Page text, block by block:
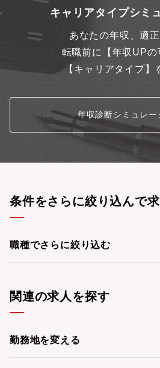
キャリアタイプシミ
あなたの年収、適
転職前に【年収UPの
【キャリアタイプ】
年収診断シミュレー
条件をさらに絞り込んで
職種でさらに絞り込む
関連の求人を探す
勤務地を変える